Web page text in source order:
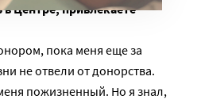
Центре, привлекаете
пока меня еще за
не отвели от донорства.
пожизненный. Но я знал,